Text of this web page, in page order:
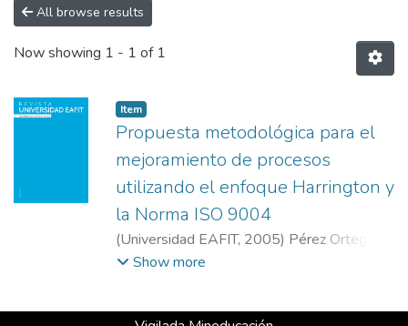
All browse results
Now showing 1 - 1 of 1
Item
Propuesta metodológica para el
mejoramiento de procesos
utilizando el enfoque Harrington y
la Norma ISO 9004
(Universidad EAFIT, 2005) Pérez Ortega,
Giovanni;Soto Camargo, Ana María
Show more